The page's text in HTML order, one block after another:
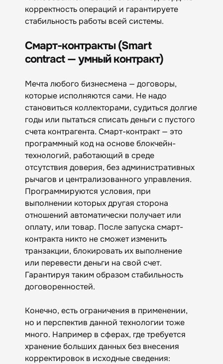
корректность операций и гарантируете
стабильность работы всей системы.
Смарт-контракты (Smart
contract — умный контракт)
Мечта любого бизнесмена — договоры,
которые исполняются сами. Не надо
становиться коллекторами, судиться долгие
годы или пытаться списать деньги с пустого
счета контрагента. Смарт-контракт — это
программный код на основе блокчейн-
технологий, работающий в среде
отсутствия доверия, без административных
рычагов и централизованного управления.
Программируются условия, при
выполнении которых другая сторона
отношений автоматически получает или
оплату, или товар. После запуска смарт-
контракта никто не сможет изменить
транзакции, блокировать их выполнение
или перевести деньги на свой счет.
Гарантируя таким образом стабильность
договоренностей.
Конечно, есть ограничения в применении,
но и перспектив данной технологии тоже
много. Например в сферах, где требуется
хранение больших данных без внесения
корректировок в исходные сведения: